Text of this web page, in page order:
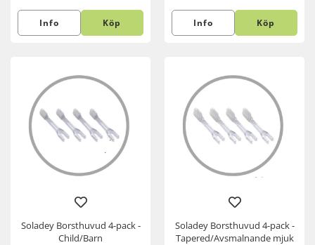
Info Köp Info Köp
Soladey Borsthuvud 4-pack -
Child/Barn
Soladey Borsthuvud 4-pack -
Tapered/Avsmalnande mjuk